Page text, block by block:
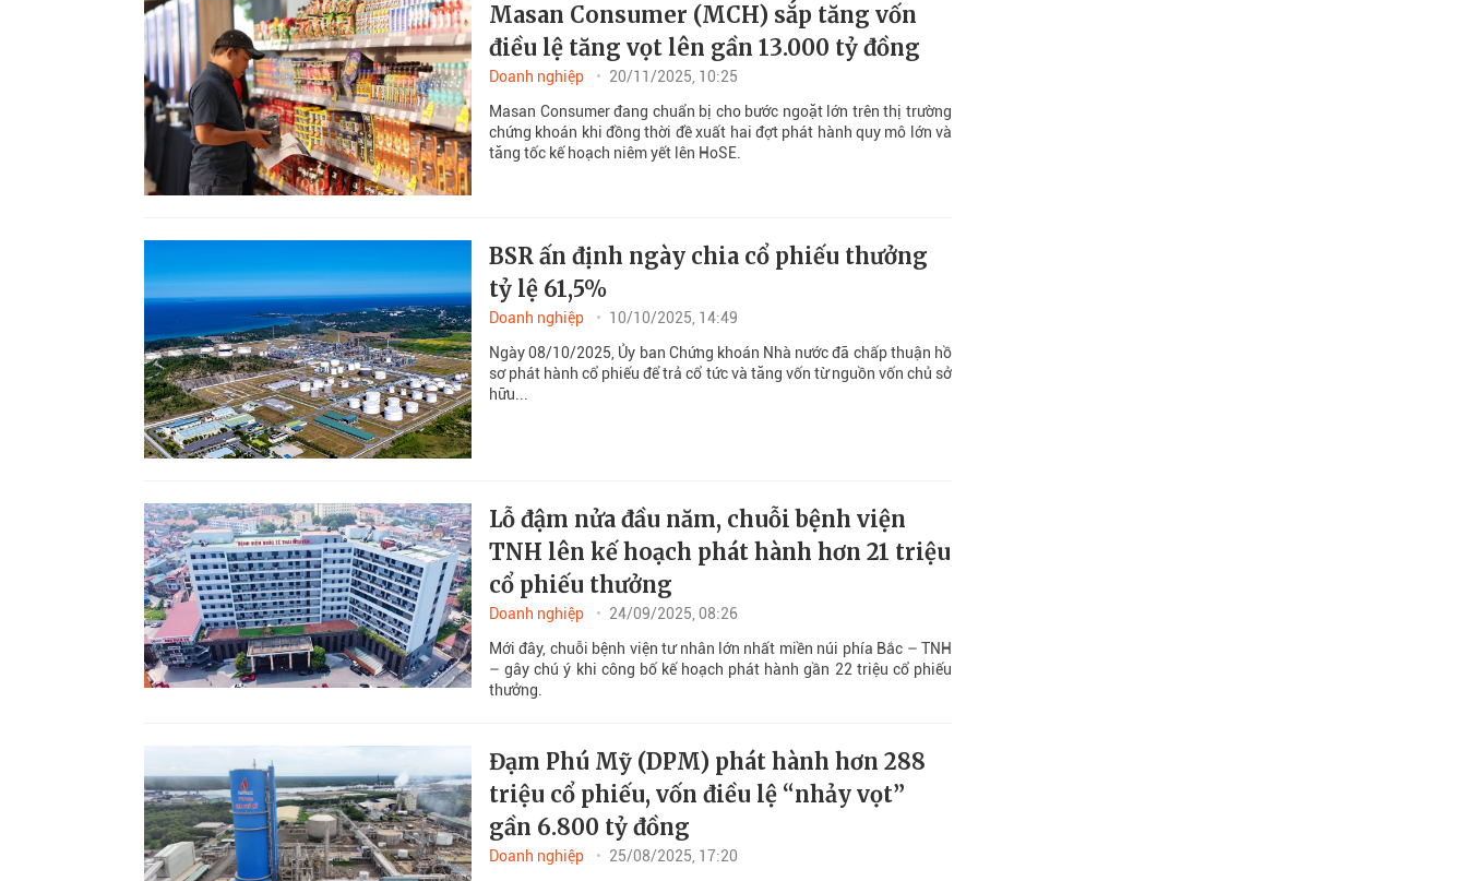
Masan Consumer (MCH) sắp tăng vốn
điều lệ tăng vọt lên gần 13.000 tỷ đồng
Doanh nghiệp
20/11/2025, 10:25
Masan Consumer đang chuẩn bị cho bước ngoặt lớn trên thị trường
chứng khoán khi đồng thời đề xuất hai đợt phát hành quy mô lớn và
tăng tốc kế hoạch niêm yết lên HoSE.
BSR ấn định ngày chia cổ phiếu thưởng
tỷ lệ 61,5%
Doanh nghiệp
10/10/2025, 14:49
Ngày 08/10/2025, Ủy ban Chứng khoán Nhà nước đã chấp thuận hồ
sơ phát hành cổ phiếu để trả cổ tức và tăng vốn từ nguồn vốn chủ sở
hữu...
Lỗ đậm nửa đầu năm, chuỗi bệnh viện
TNH lên kế hoạch phát hành hơn 21 triệu
cổ phiếu thưởng
Doanh nghiệp
24/09/2025, 08:26
Mới đây, chuỗi bệnh viện tư nhân lớn nhất miền núi phía Bắc – TNH
– gây chú ý khi công bố kế hoạch phát hành gần 22 triệu cổ phiếu
thưởng.
Đạm Phú Mỹ (DPM) phát hành hơn 288
triệu cổ phiếu, vốn điều lệ “nhảy vọt”
gần 6.800 tỷ đồng
Doanh nghiệp
25/08/2025, 17:20